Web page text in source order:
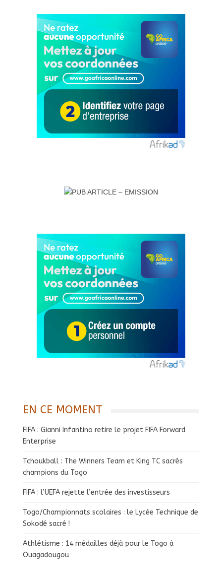
EN CE MOMENT
FIFA : Gianni Infantino retire le projet FIFA Forward
Enterprise
Tchoukball : The Winners Team et King TC sacrés
champions du Togo
FIFA : l’UEFA rejette l’entrée des investisseurs
Togo/Championnats scolaires : le Lycée Technique de
Sokodé sacré !
Athlétisme : 14 médailles déjà pour le Togo à
Ouagadougou